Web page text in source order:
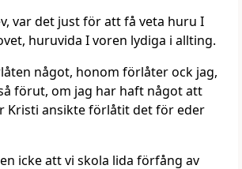
var det just för att få veta huru I
huruvida I voren lydiga i allting.
något, honom förlåter ock jag,
förut, om jag har haft något att
Kristi ansikte förlåtit det för eder
icke att vi skola lida förfång av